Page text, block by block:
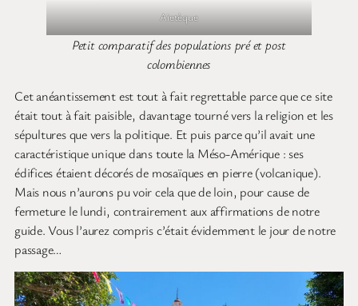
Aïetèque
Petit comparatif des populations pré et post
colombiennes
Cet anéantissement est tout à fait regrettable parce que ce site
était tout à fait paisible, davantage tourné vers la religion et les
sépultures que vers la politique. Et puis parce qu’il avait une
caractéristique unique dans toute la Méso-Amérique : ses
édifices étaient décorés de mosaïques en pierre (volcanique).
Mais nous n’aurons pu voir cela que de loin, pour cause de
fermeture le lundi, contrairement aux affirmations de notre
guide. Vous l’aurez compris c’était évidemment le jour de notre
passage…